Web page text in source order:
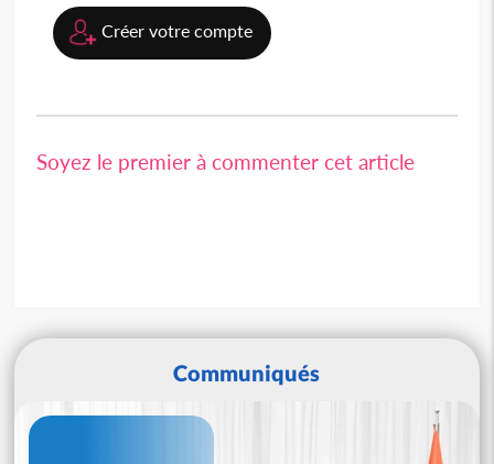
Créer votre compte
Soyez le premier à commenter cet article
Communiqués